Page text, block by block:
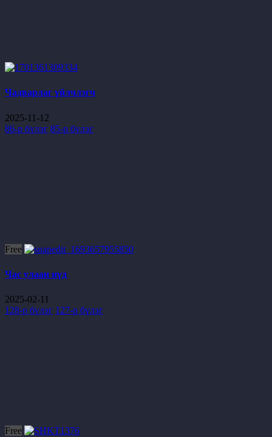
Чадварлаг үйлчлэгч
2025-11-12
86-р бүлэг 85-р бүлэг
Free
Час улаан нүд
2025-02-11
128-р бүлэг 127-р бүлэг
Free